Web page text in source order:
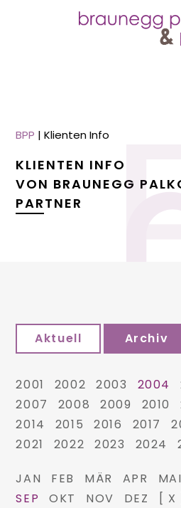
BPP |Klienten Info
KLIENTEN INFO
VON BRAUNEGG
PARTNER
Aktuell Archiv
2001 2002 2003 2004
2007
2008 2009 2010
2014
2015 2016 2017
2021
2022 2023 2024
JAN FEB MÄR APR MAI
SEP
OKT NOV DEZ [ X